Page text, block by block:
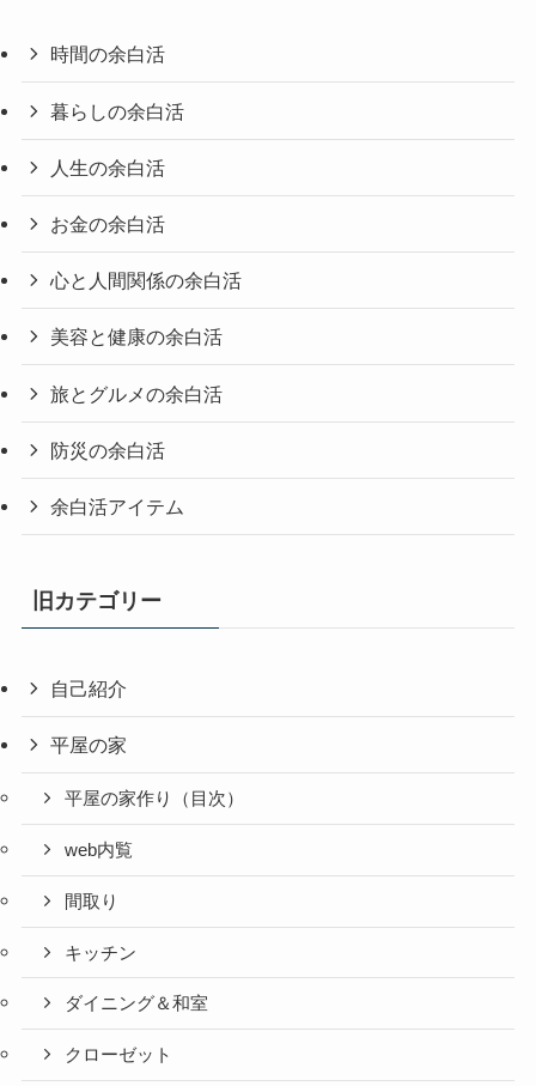
時間の余白活
暮らしの余白活
人生の余白活
お金の余白活
心と人間関係の余白活
美容と健康の余白活
旅とグルメの余白活
防災の余白活
余白活アイテム
旧カテゴリー
自己紹介
平屋の家
平屋の家作り（目次）
web内覧
間取り
キッチン
ダイニング＆和室
クローゼット